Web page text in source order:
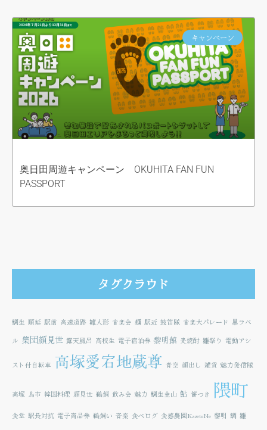
キャンペーン
奥日田周遊キャンペーン OKUHITA FAN FUN
PASSPORT
タグクラウド
鯛生 順延 駅前 高速道路 雛人形 音楽会 麺 駅近 鼓笛隊 音楽大パレード 黒ラベ
ル 集団顔見世 露天風呂 高校生 電子宿泊券 黎明館 麦焼酎 雛祭り 電動アシ
スト付自転車 高塚愛宕地蔵尊 青空 顔出し 雑貨 魅力発信隊
高塚 鳥市 韓国料理 顔見世 鵜飼 飲み会 魅力 鯛生金山 鮎 餅つき 隈町
食堂 駅長対抗 電子商品券 鵜飼い 音楽 食べログ 食感農園KazetoNe 黎明 鯛 雛